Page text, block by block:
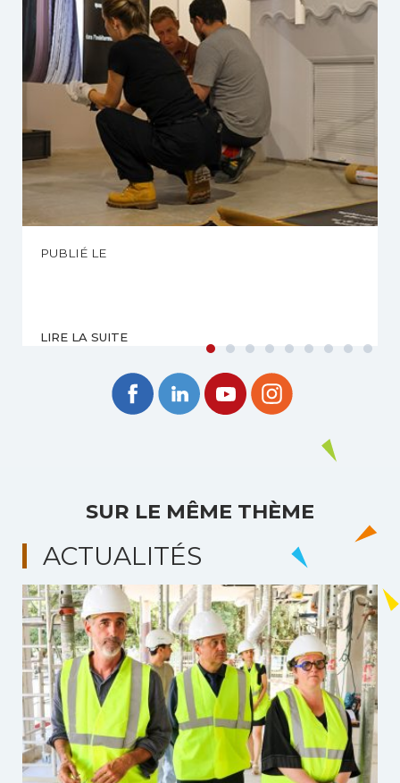
PUBLIÉ LE
LIRE LA SUITE
SUR LE MÊME THÈME
ACTUALITÉS